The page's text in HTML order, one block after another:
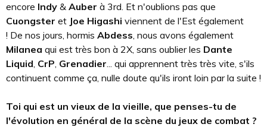
encore Indy & Auber à 3rd. Et n'oublions pas que
Cuongster et Joe Higashi viennent de l'Est également
! De nos jours, hormis Abdess, nous avons également
Milanea qui est très bon à 2X, sans oublier les Dante
Liquid, CrP, Grenadier... qui apprennent très très vite, s'ils
continuent comme ça, nulle doute qu'ils iront loin par la suite !
Toi qui est un vieux de la vieille, que penses-tu de
l'évolution en général de la scène du jeux de combat ?